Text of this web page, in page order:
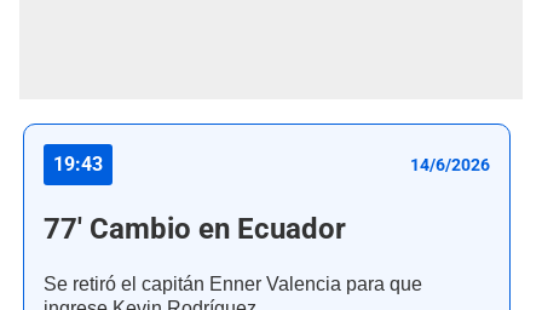
19:43 14/6/2026
77' Cambio en Ecuador
Se retiró el capitán Enner Valencia para que